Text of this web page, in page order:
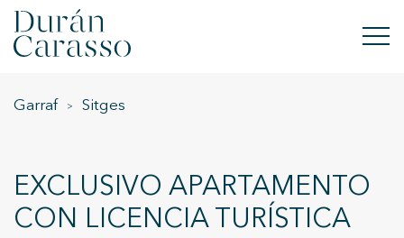
COMPRAR
VENDER
Garraf Sitges
EXCLUSIVO APARTAMENTO
CON LICENCIA TURÍSTICA